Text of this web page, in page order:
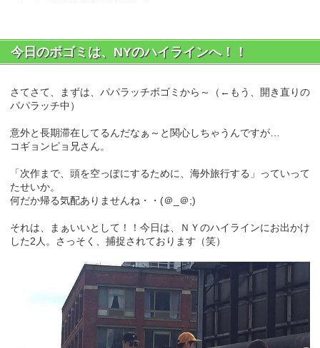
今日のボゴミは、NYのハイラインへ！！
さてさて、まずは、パパラッチボゴミから～（←もう、開き直りの
パパラッチ中）
意外と長期滞在してるんだなぁ～と関心しちゃうんですが…
コギョンピョ兄さん。
「次作まで、頭を空っぽにするために、海外旅行する」っていって
たせいか。
何だか帰る気配ありませんね・・(＠_＠;)
それは、まぁいいとして！！今日は、ＮＹのハイラインにお出かけ
した2人。さっそく、捕捉されております（笑）